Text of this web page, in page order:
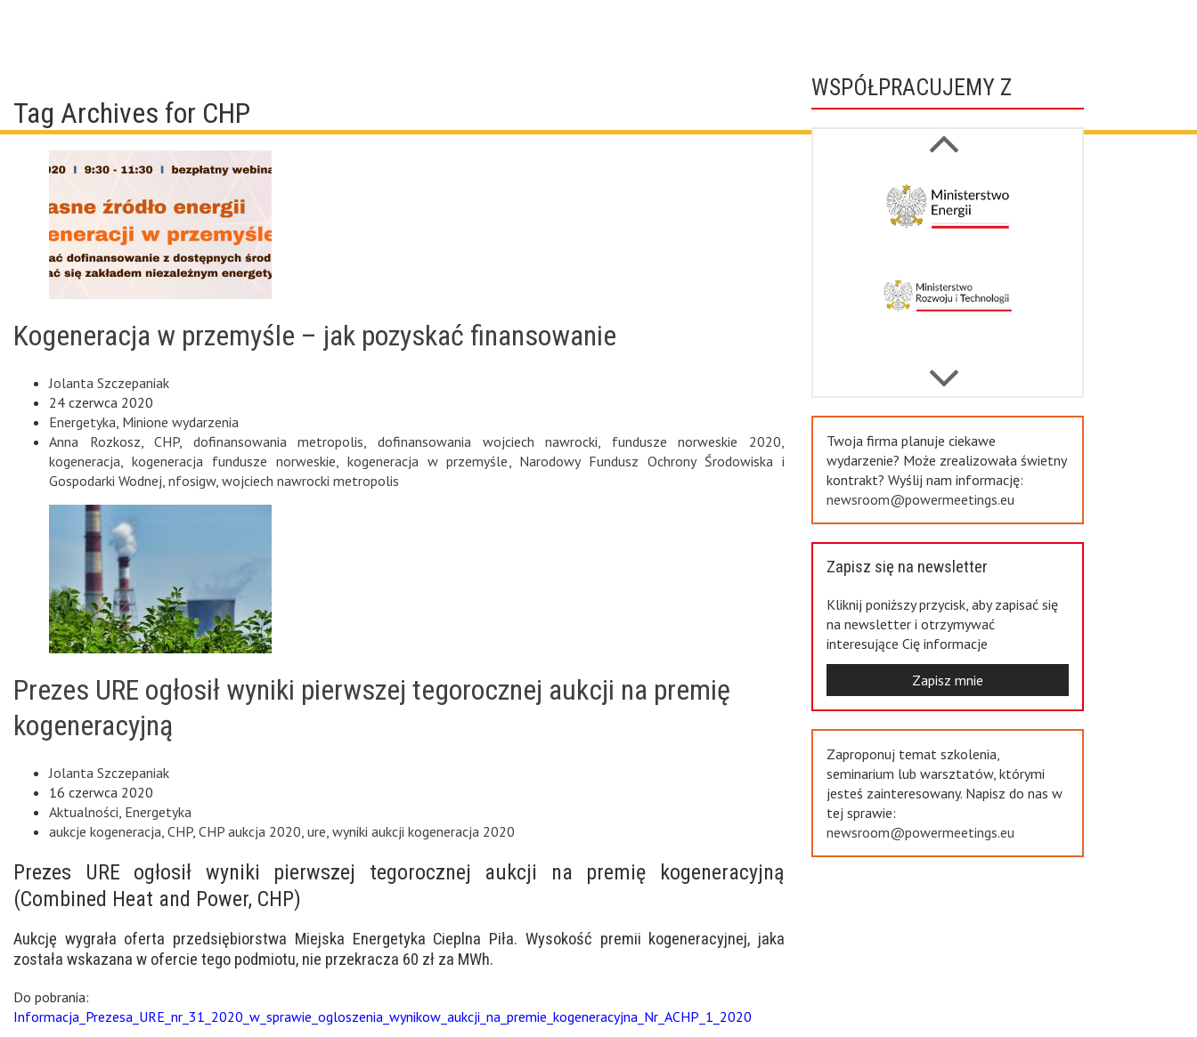
Tag Archives for CHP
Kogeneracja w przemyśle – jak pozyskać finansowanie
Jolanta Szczepaniak
24 czerwca 2020
Energetyka Minione wydarzenia
Anna Rozkosz ,CHP, dofinansowania metropolis ,dofinansowania wojciech nawrocki fundusze norweskie 2020
kogeneracja
kogeneracja fundusze norweskie kogeneracja w przemyśle
Narodowy Fundusz Ochrony Środowiska i
Gospodarki Wodnej nfosigw, wojciech nawrocki metropolis
Prezes URE ogłosił wyniki pierwszej tegorocznej aukcji na premię
kogeneracyjną
Jolanta Szczepaniak
16 czerwca 2020
Aktualności Energetyka
aukcje kogeneracja CHP, CHP aukcja 2020 ure wyniki aukcji kogeneracja 2020
Prezes URE ogłosił wyniki pierwszej tegorocznej aukcji na premię kogeneracyjną
(Combined Heat and Power, CHP)
Aukcję wygrała oferta przedsiębiorstwa Miejska Energetyka Cieplna Piła. Wysokość premii kogeneracyjnej, jaka
została wskazana w ofercie tego podmiotu, nie przekracza 60 zł za MWh.
Do pobrania:
Informacja_Prezesa_URE_nr_31_2020_w_sprawie_ogloszenia_wynikow_aukcji_na_premie_kogeneracyjna_Nr_ACHP_1_2020
WSPÓŁPRACUJEMY Z
Twoja firma planuje ciekawe
wydarzenie? Może zrealizowała świetny
kontrakt? Wyślij nam informację:
newsroom@powermeetings.eu
Zapisz się na newsletter
Kliknij poniższy przycisk, aby zapisać się
na newsletter i otrzymywać
interesujące Cię informacje
Zapisz mnie
Zaproponuj temat szkolenia,
seminarium lub warsztatów, którymi
jesteś zainteresowany. Napisz do nas w
tej sprawie:
newsroom@powermeetings.eu